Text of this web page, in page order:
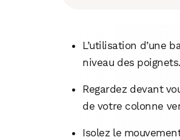
L’utilisation d’une
niveau des poignets.
Regardez devant
de votre colonne
Isolez le